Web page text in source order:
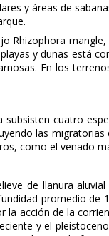
y áreas de
Rhizophora
y dunas está
En los
subsisten cuatro
las
como el venado
de llanura
promedio de
la acción de la
y el